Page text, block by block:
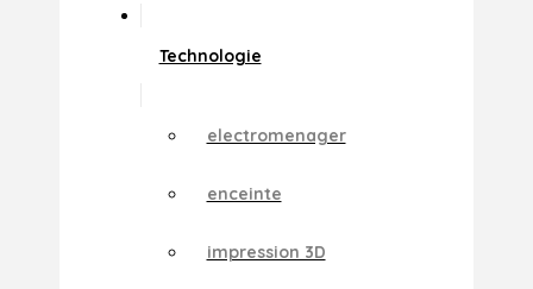
Technologie
electromenager
enceinte
impression 3D